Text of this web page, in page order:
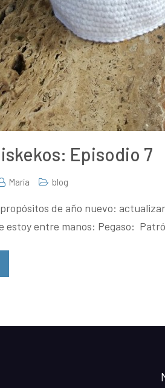
Episodio 7
María blog
de año nuevo:
estoy entre manos: Pegaso: